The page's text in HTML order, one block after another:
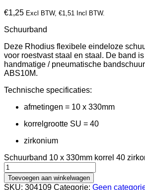
€1,25 Excl BTW, €1,51 Incl BTW.
Schuurband
Deze Rhodius flexibele eindeloze
voor roestvast staal en staal. De band
handmatige / pneumatische
ABS10M.
Technische specificaties:
afmetingen = 10 x 330mm
korrelgrootte SU = 40
zirkonium
Schuurband 10 x 330mm korrel 40
Toevoegen aan winkelwagen
SKU: 304109 Categorie: Geen